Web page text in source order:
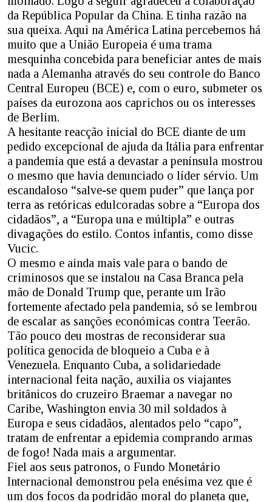
da República Popular da China. E tinha razão na
sua queixa. Aqui na América Latina percebemos há
muito que a União Europeia é uma trama
mesquinha concebida para beneficiar antes de mais
nada a Alemanha através do seu controle do Banco
Central Europeu (BCE) e, com o euro, submeter os
países da eurozona aos caprichos ou os interesses
de Berlim.
A hesitante reacção inicial do BCE diante de um
pedido excepcional de ajuda da Itália para enfrentar
a pandemia que está a devastar a península mostrou
o mesmo que havia denunciado o líder sérvio. Um
escandaloso “salve-se quem puder” que lança por
terra as retóricas edulcoradas sobre a “Europa dos
cidadãos”, a “Europa una e múltipla” e outras
divagações do estilo. Contos infantis, como disse
Vucic.
O mesmo e ainda mais vale para o bando de
criminosos que se instalou na Casa Branca pela
mão de Donald Trump que, perante um Irão
fortemente afectado pela pandemia, só se lembrou
de escalar as sanções económicas contra Teerão.
Tão pouco deu mostras de reconsiderar sua
política genocida de bloqueio a Cuba e à
Venezuela. Enquanto Cuba, a solidariedade
internacional feita nação, auxilia os viajantes
britânicos do cruzeiro Braemar a navegar no
Caribe, Washington envia 30 mil soldados à
Europa e seus cidadãos, alentados pelo “capo”,
tratam de enfrentar a epidemia comprando armas
de fogo! Nada mais a argumentar.
Fiel aos seus patronos, o Fundo Monetário
Internacional demonstrou pela enésima vez que é
um dos focos da podridão moral do planeta que,